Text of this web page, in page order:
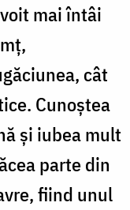
mai întâi
cât
Cunoştea
şi iubea mult
parte din
fiind unul